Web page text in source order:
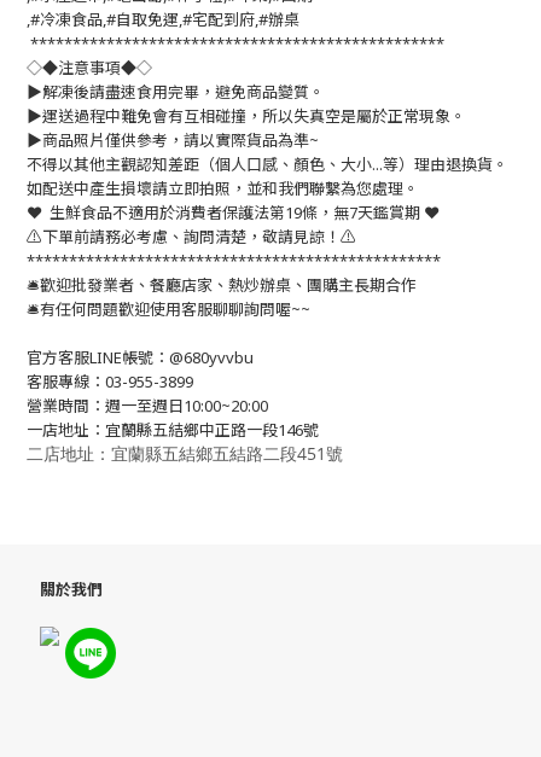
,#冷凍食品,#自取免運,#宅配到府,#辦桌
*************************************************
◇◆注意事項◆◇
▶️解凍後請盡速食用完畢，避免商品變質。
▶️運送過程中難免會有互相碰撞，所以失真空是屬於正常現象。
▶️商品照片僅供參考，請以實際貨品為準~
不得以其他主觀認知差距（個人口感、顏色、大小...等）理由退換貨。
如配送中產生損壞請立即拍照，並和我們聯繫為您處理。
❤️ 生鮮食品不適用於消費者保護法第19條，無7天鑑賞期 ❤️
⚠️下單前請務必考慮、詢問清楚，敬請見諒！⚠️
*************************************************
🛎歡迎批發業者、餐廳店家、熱炒辦桌、團購主長期合作
🛎有任何問題歡迎使用客服聊聊詢問喔~~
官方客服LINE帳號：@680yvvbu
客服專線：03-955-3899
營業時間：週一至週日10:00~20:00
一店地址：宜蘭縣五結鄉中正路一段146號
二店地址：宜蘭縣五結鄉五結路二段451號
關於我們